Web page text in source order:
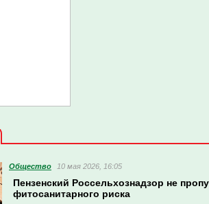
Общество 10 мая 2026, 16:05
Пензенский Россельхознадзор не
фитосанитарного риска